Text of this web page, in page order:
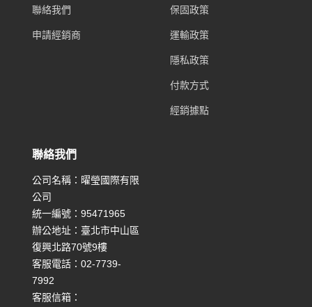
聯絡我們
申請經銷商
保固政策
運輸政策
隱私政策
付款方式
經銷據點
聯絡我們
公司名稱：曜瑩國際有限
公司
統一編號：95471965
辦公地址：臺北市中山區
復興北路70號9樓
客服電話：02-7739-
7992
客服信箱：